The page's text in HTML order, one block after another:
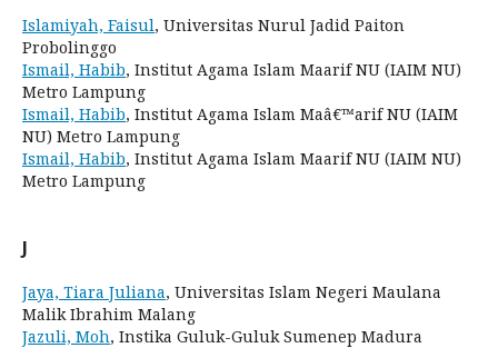
Islamiyah, Faisul, Universitas Nurul Jadid Paiton
Probolinggo
Ismail, Habib, Institut Agama Islam Maarif NU (IAIM NU)
Metro Lampung
Ismail, Habib, Institut Agama Islam Maâ€™arif NU (IAIM
NU) Metro Lampung
Ismail, Habib, Institut Agama Islam Maarif NU (IAIM NU)
Metro Lampung
J
Jaya, Tiara Juliana, Universitas Islam Negeri Maulana
Malik Ibrahim Malang
Jazuli, Moh, Instika Guluk-Guluk Sumenep Madura